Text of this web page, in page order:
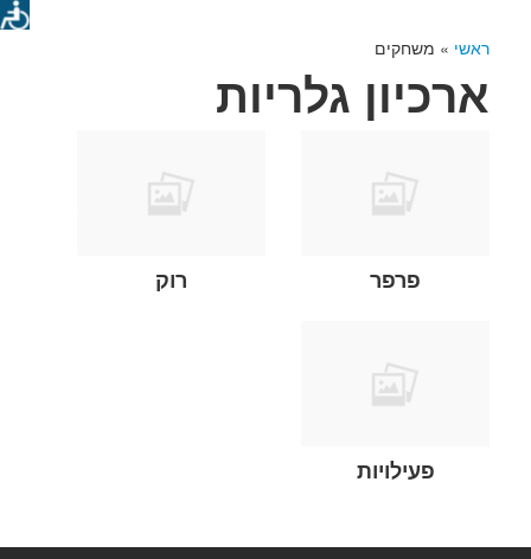
ראשי » משחקים
ארכיון גלריות
פרפר רוק
פעילויות